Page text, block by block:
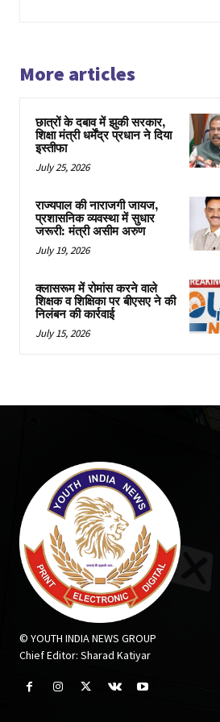
More articles
छात्रों के दबाव में झुकी सरकार,
शिक्षा मंत्री धर्मेंद्र प्रधान ने दिया
इस्तीफा
July 25, 2026
राज्यपाल की नाराजगी जायज,
प्रशासनिक व्यवस्था में सुधार
जरूरी: मंत्री असीम अरुण
July 19, 2026
क्लासरूम में रोमांस करने वाले
शिक्षक व शिक्षिका पर बीएसए ने की
निलंबन की कार्रवाई
July 15, 2026
© YOUTH INDIA NEWS GROUP
Chief Editor: Sharad Katiyar